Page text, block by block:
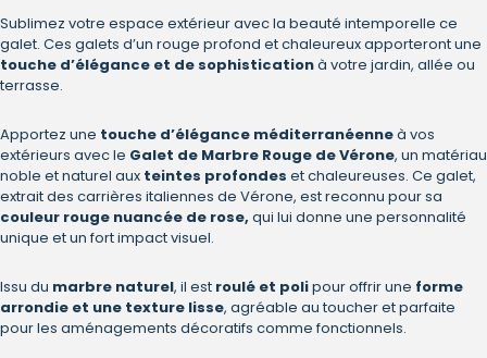
Sublimez votre espace extérieur avec la beauté intemporelle ce
galet. Ces galets d’un rouge profond et chaleureux apporteront une
touche d’élégance et de sophisticationà votre jardin, allée ou
terrasse.
Apportez une touche d’élégance méditerranéenneà vos
extérieurs avec le Galet de Marbre Rouge de Vérone, un matériau
noble et naturel aux teintes profondes et chaleureuses. Ce galet,
extrait des carrières italiennes de Vérone, est reconnu pour sa
couleur rouge nuancée de rose, qui lui donne une personnalité
unique et un fort impact visuel.
Issu du marbre naturel, il est roulé et polipour offrir une forme
arrondie et une texture lisse, agréable au toucher et parfaite
pour les aménagements décoratifs comme fonctionnels.